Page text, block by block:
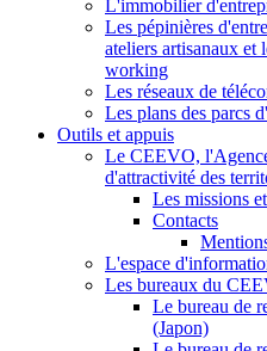
L'immobilier
Les pépinières
ateliers artisanaux et
working
Les réseaux de
Les plans des parcs
Outils et appuis
Le CEEVO,
d'attractivité des
Les missions
Contacts
L'espace
Les bureaux du
Le bureau de
(Japon)